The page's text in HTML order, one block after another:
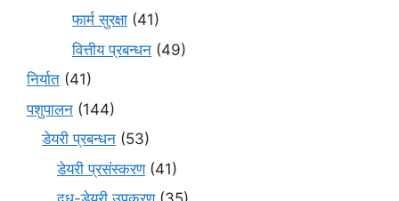
फार्म सुरक्षा (41)
वित्तीय प्रबन्धन (49)
निर्यात (41)
पशुपालन (144)
डेयरी प्रबन्धन (53)
डेयरी प्रसंस्करण(41)